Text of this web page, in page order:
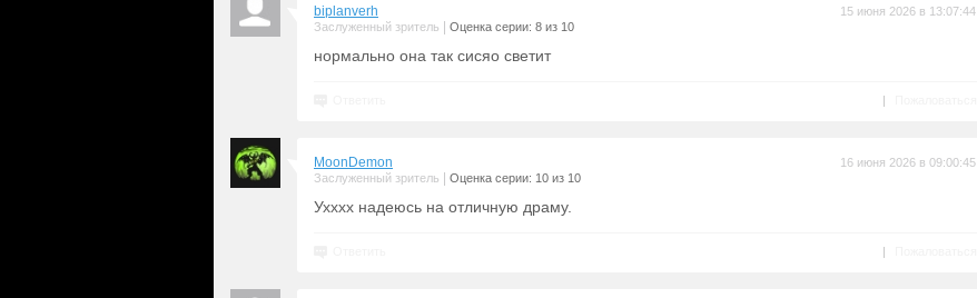
biplanverh
Заслуженный зритель Оценка серии: 8 из 10
15 июня 2026 в 13:07:44
нормально она так сисяо светит
|
MoonDemon
Заслуженный зритель Оценка серии: 10 из 10
16 июня 2026 в 09:00:45
Ухххх надеюсь на отличную драму.
|